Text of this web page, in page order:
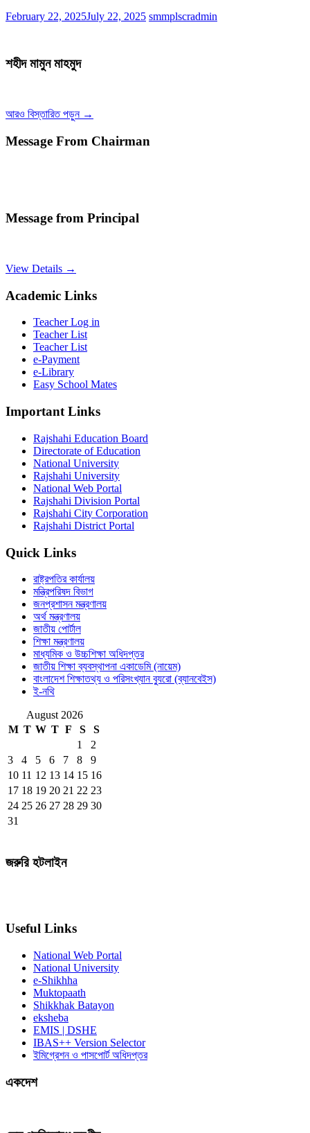
February 22, 2025July 22, 2025 smmplscradmin
শহীদ মামুন মাহমুদ
আরও বিস্তারিত পড়ুন →
Message From Chairman
Message from Principal
View Details →
Academic Links
Teacher Log in
Teacher List
Teacher List
e-Payment
e-Library
Easy School Mates
Important Links
Rajshahi Education Board
Directorate of Education
National University
Rajshahi University
National Web Portal
Rajshahi Division Portal
Rajshahi City Corporation
Rajshahi District Portal
Quick Links
রাষ্ট্রপতির কার্যালয়
মন্ত্রিপরিষদ বিভাগ
জনপ্রশাসন মন্ত্রণালয়
অর্থ মন্ত্রণালয়
জাতীয় পোর্টাল
শিক্ষা মন্ত্রণালয়
মাধ্যমিক ও উচ্চশিক্ষা অধিদপ্তর
জাতীয় শিক্ষা ব্যবস্থাপনা একাডেমি (নায়েম)
বাংলাদেশ শিক্ষাতথ্য ও পরিসংখ্যান ব্যুরো (ব্যানবেইস)
ই-নথি
August 2026
M T W T F S
S
1
2
3
4 5 6 7 8
9
10 11 12 13 14 15 16
17 18 19 20 21 22 23
24 25 26 27 28 29 30
31
জরুরি হটলাইন
Useful Links
National Web Portal
National University
e-Shikhha
Muktopaath
Shikkhak Batayon
eksheba
EMIS | DSHE
IBAS++ Version Selector
ইমিগ্রেশন ও পাসপোর্ট অধিদপ্তর
একদেশ